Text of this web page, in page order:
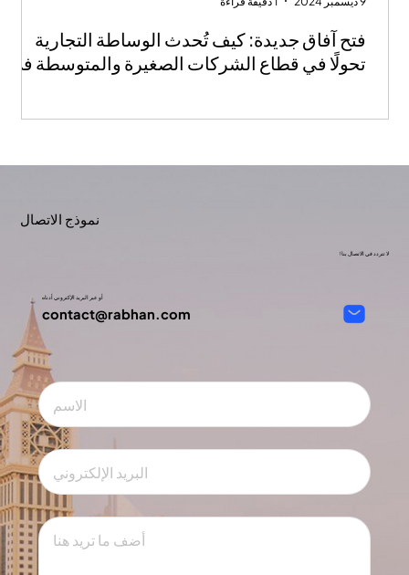
فتح آفاق جديدة: كيف تُحدث الوساطة التجارية
تحولًا في قطاع الشركات الصغيرة والمتوسطة في
نموذج الاتصال
لا تتردد في الاتصال بنا!
أو عبر البريد الإكتروني أدناه
contact@rabhan.com